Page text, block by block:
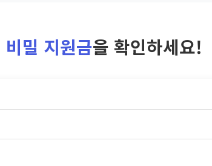
비밀 지원금을 확인하세요!